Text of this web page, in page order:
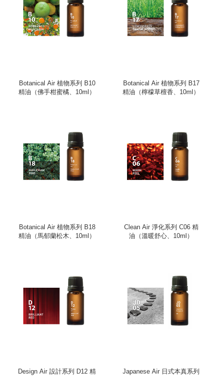
Botanical Air 植物系列 B10
精油（佛手柑蜜橘、10ml）
Botanical Air 植物系列 B17
精油（檸檬草檀香、10ml）
Botanical Air 植物系列 B18
精油（馬郁蘭松木、10ml）
Clean Air 淨化系列 C06 精
油（溫暖舒心、10ml）
Design Air 設計系列 D12 精
Japanese Air 日式本真系列